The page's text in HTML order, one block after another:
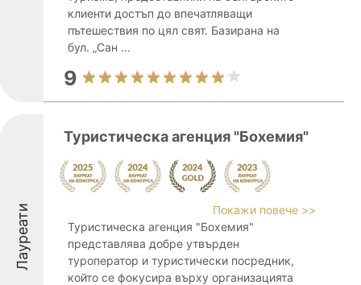
клиенти достъп до впечатляващи
пътешествия по цял свят. Базирана на
бул. „Сан ...
9
Лауреати
Туристическа агенция "Бохемия"
Покажи повече >>
Туристическа агенция "Бохемия"
представлява добре утвърден
туроператор и туристически посредник,
който се фокусира върху организацията